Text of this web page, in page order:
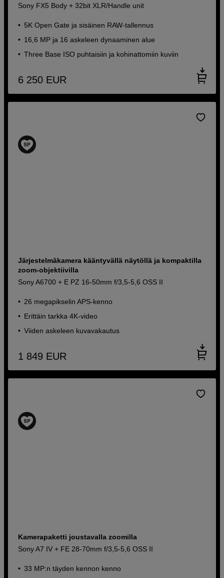
Sony FX5 Body + 32bit XLR/Handle unit
5K Open Gate ja sisäinen RAW-tallennus
16,6 MP ja 16 askeleen dynaaminen alue
Three Base ISO puhtaisiin ja kohinattomiin kuviin
6 250 EUR
Järjestelmäkamera kääntyvällä näytöllä ja kompaktilla
zoom-objektiivilla
Sony A6700 + E PZ 16-50mm f/3,5-5,6 OSS II
26 megapikselin APS-kenno
Erittäin tarkka 4K-video
Viiden askeleen kuvavakautus
1 849 EUR
Kamerapaketti joustavalla zoomilla
Sony A7 IV + FE 28-70mm f/3,5-5,6 OSS II
33 MP:n täyden kennon kenno